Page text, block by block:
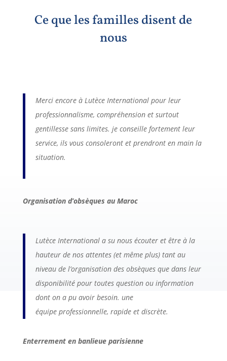
Ce que les familles disent de
nous
Merci encore à Lutèce International pour leur
professionnalisme, compréhension et surtout
gentillesse sans limites. je conseille fortement leur
service, ils vous consoleront et prendront en main la
situation.
Organisation d’obsèques au Maroc
Lutèce International a su nous écouter et être à la
hauteur de nos attentes (et même plus) tant au
niveau de l’organisation des obsèques que dans leur
disponibilité pour toutes question ou information
dont on a pu avoir besoin. une
équipe professionnelle, rapide et discrète.
Enterrement en banlieue parisienne